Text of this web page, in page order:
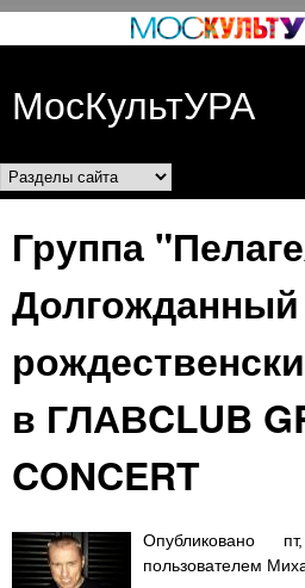
Перейти к
МосКультУРА
Разделы сайта
Группа
Долгожданный
в ГЛАВCLUB
CONCERT
Опубликовано
пользователем